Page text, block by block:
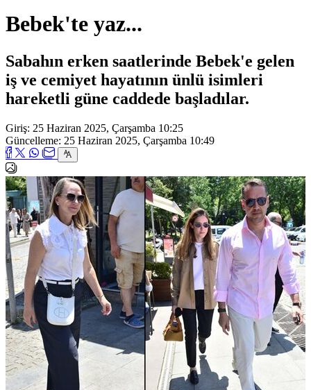
Bebek'te yaz...
Sabahın erken saatlerinde Bebek'e gelen
iş ve cemiyet hayatının ünlü isimleri
hareketli güne caddede başladılar.
Giriş: 25 Haziran 2025, Çarşamba 10:25
Güncelleme: 25 Haziran 2025, Çarşamba 10:49